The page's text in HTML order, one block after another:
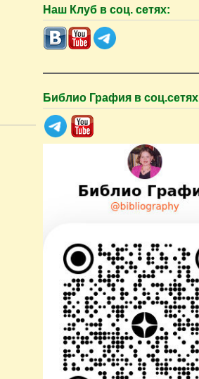
к
Наш Клуб в соц. сетях:
Библио Графия в соц.сетях